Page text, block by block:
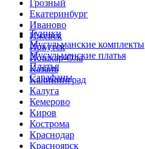
Грозный
Екатеринбург
Иваново
Ижевск
Иркутск
Йошкар-Ола
Казань
Калининград
Калуга
Кемерово
Киров
Кострома
Краснодар
Красноярск
Туники
Мусульманские комплекты
Мусульманские платья
Платья
Сарафаны